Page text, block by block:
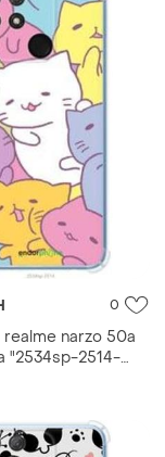
0
realme narzo 50a